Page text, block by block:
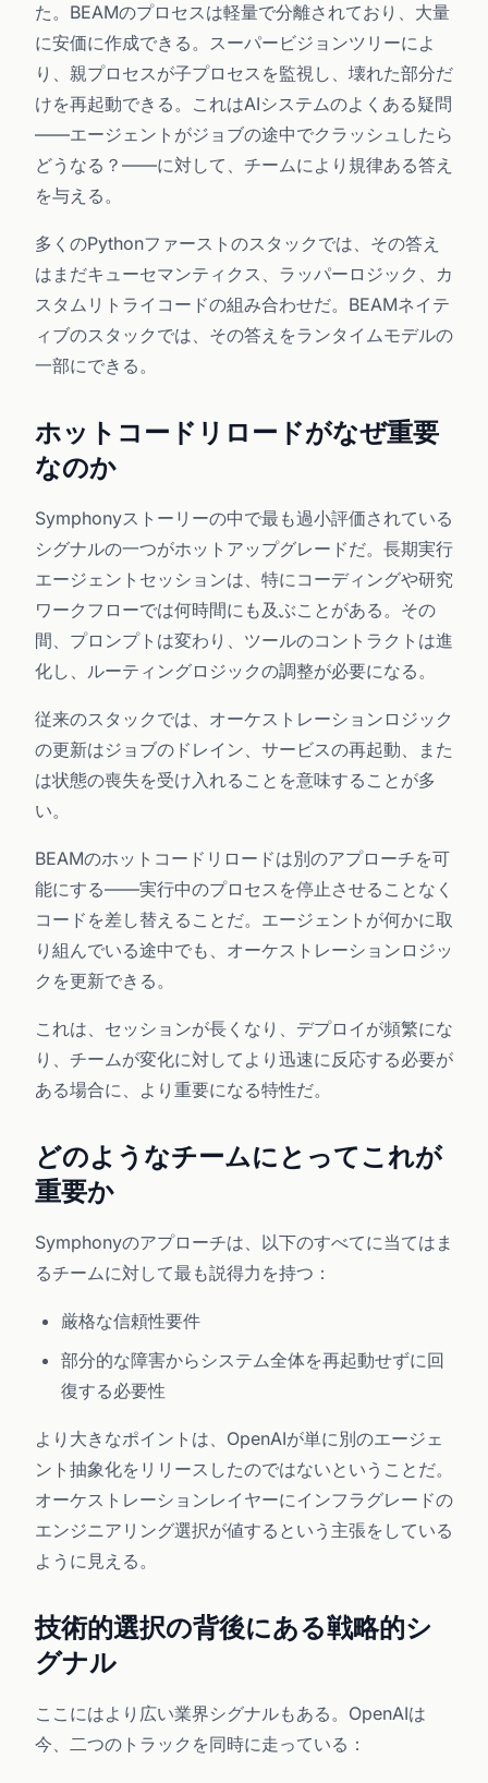
た。BEAMのプロセスは軽量で分離されており、大量
に安価に作成できる。スーパービジョンツリーによ
り、親プロセスが子プロセスを監視し、壊れた部分だ
けを再起動できる。これはAIシステムのよくある疑問
——エージェントがジョブの途中でクラッシュしたら
どうなる？——に対して、チームにより規律ある答え
を与える。
多くのPythonファーストのスタックでは、その答え
はまだキューセマンティクス、ラッパーロジック、カ
スタムリトライコードの組み合わせだ。BEAMネイテ
ィブのスタックでは、その答えをランタイムモデルの
一部にできる。
ホットコードリロードがなぜ重要
なのか
Symphonyストーリーの中で最も過小評価されている
シグナルの一つがホットアップグレードだ。長期実行
エージェントセッションは、特にコーディングや研究
ワークフローでは何時間にも及ぶことがある。その
間、プロンプトは変わり、ツールのコントラクトは進
化し、ルーティングロジックの調整が必要になる。
従来のスタックでは、オーケストレーションロジック
の更新はジョブのドレイン、サービスの再起動、また
は状態の喪失を受け入れることを意味することが多
い。
BEAMのホットコードリロードは別のアプローチを可
能にする——実行中のプロセスを停止させることなく
コードを差し替えることだ。エージェントが何かに取
り組んでいる途中でも、オーケストレーションロジッ
クを更新できる。
これは、セッションが長くなり、デプロイが頻繁にな
り、チームが変化に対してより迅速に反応する必要が
ある場合に、より重要になる特性だ。
どのようなチームにとってこれが
重要か
Symphonyのアプローチは、以下のすべてに当てはま
るチームに対して最も説得力を持つ：
厳格な信頼性要件
部分的な障害からシステム全体を再起動せずに回
復する必要性
より大きなポイントは、OpenAIが単に別のエージェ
ント抽象化をリリースしたのではないということだ。
オーケストレーションレイヤーにインフラグレードの
エンジニアリング選択が値するという主張をしている
ように見える。
技術的選択の背後にある戦略的シ
グナル
ここにはより広い業界シグナルもある。OpenAIは
今、二つのトラックを同時に走っている：